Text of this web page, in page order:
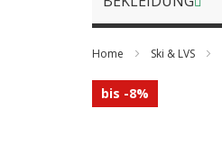
Home Ski & LVS
Zum
Ende
bis -8%